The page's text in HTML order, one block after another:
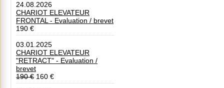
24.08.2026
CHARIOT ELEVATEUR
FRONTAL - Evaluation / brevet
190 €
03.01.2025
CHARIOT ELEVATEUR
"RETRACT" - Evaluation /
brevet
190 € 160 €